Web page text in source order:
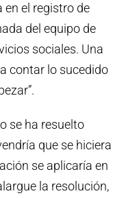
en el registro de
del equipo de
sociales. Una
contar lo sucedido
se ha resuelto
que se hiciera
se aplicaría en
la resolución,